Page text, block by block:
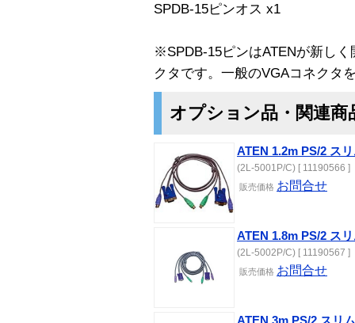
SPDB-15ピンオス x1
※SPDB-15ピンはATENが新し
クタです。一般のVGAコネクタ
オプション品・関連商
ATEN 1.2m PS/2 ス
(2L-5001P/C) [ 11190566 ]
販売価格 お問合せ
ATEN 1.8m PS/2 ス
(2L-5002P/C) [ 11190567 ]
販売価格 お問合せ
ATEN 3m PS/2 スリ